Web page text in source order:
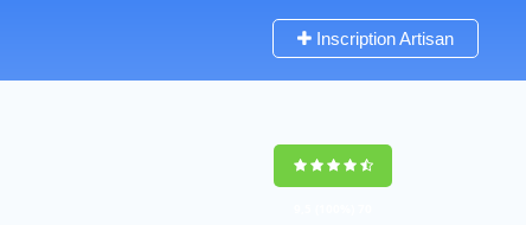
Inscription Artisan